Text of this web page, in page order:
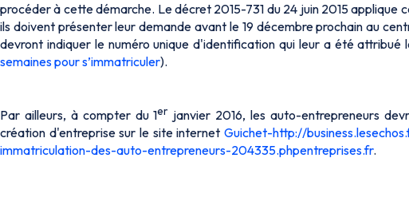
procéder à cette démarche. Le décret 2015-731 du 24 juin 2015
ils doivent présenter leur demande avant le 19 décembre prochain au
devront indiquer le numéro unique d'identification qui leur a été
semaines pour s’immatriculer).
Par ailleurs, à compter du 1er janvier 2016, les auto-entrepreneurs
création d'entreprise sur le site internet Guichet-http://
immatriculation-des-auto-entrepreneurs-204335.phpentreprises.fr.